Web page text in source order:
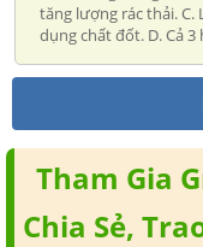
tăng lượng rác thải.
dụng chất đốt. D. Cả
Tham Gia
Chia Sẻ,